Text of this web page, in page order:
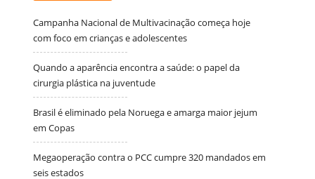
Campanha Nacional de Multivacinação começa hoje
com foco em crianças e adolescentes
Quando a aparência encontra a saúde: o papel da
cirurgia plástica na juventude
Brasil é eliminado pela Noruega e amarga maior jejum
em Copas
Megaoperação contra o PCC cumpre 320 mandados em
seis estados